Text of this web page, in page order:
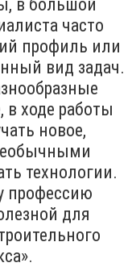
в большой
часто
профиль или
вид задач.
в ходе работы
новое,
технологии.
профессию
для